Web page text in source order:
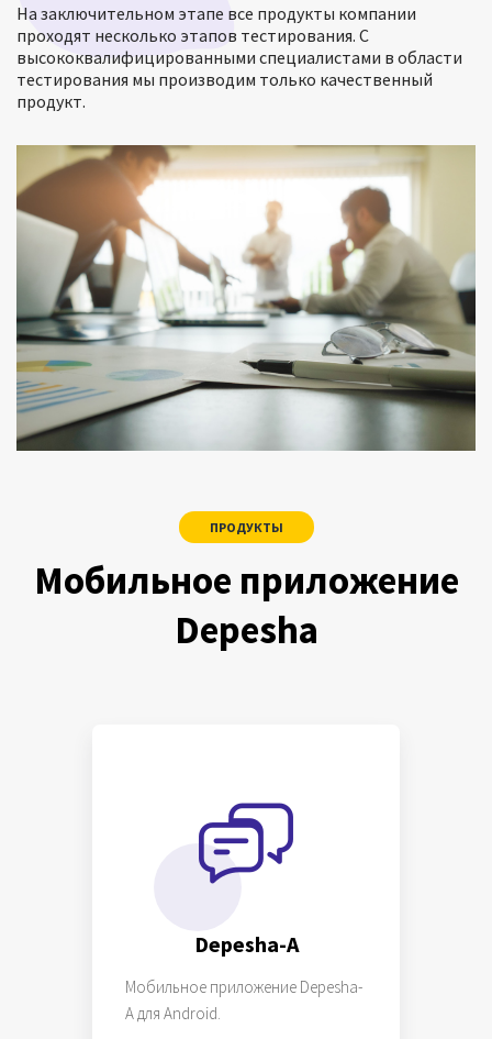
На заключительном этапе все продукты компании
проходят несколько этапов тестирования. С
высококвалифицированными специалистами в области
тестирования мы производим только качественный
продукт.
ПРОДУКТЫ
Мобильное приложение
Depesha
Depesha-A
Мобильное приложение Depesha-
A для Android.